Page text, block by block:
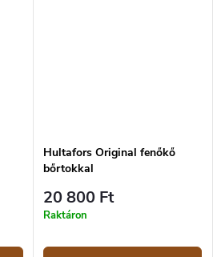
Hultafors Original fenőkő
bőrtokkal
20 800 Ft
Raktáron